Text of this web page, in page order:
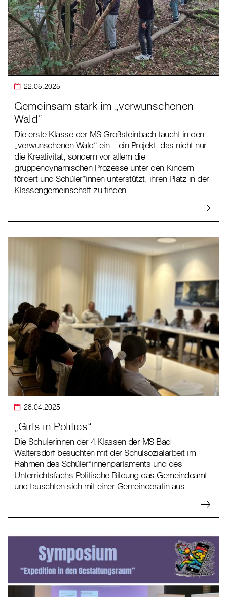
22.05.2025
Gemeinsam stark im „verwunschenen
Wald“
Die erste Klasse der MS Großsteinbach taucht in den
„verwunschenen Wald“ ein – ein Projekt, das nicht nur
die Kreativität, sondern vor allem die
gruppendynamischen Prozesse unter den Kindern
fördert und Schüler*innen unterstützt, ihren Platz in der
Klassengemeinschaft zu finden.
28.04.2025
„Girls in Politics“
Die Schülerinnen der 4.Klassen der MS Bad
Waltersdorf besuchten mit der Schulsozialarbeit im
Rahmen des Schüler*innenparlaments und des
Unterrichtsfachs Politische Bildung das Gemeindeamt
und tauschten sich mit einer Gemeinderätin aus.